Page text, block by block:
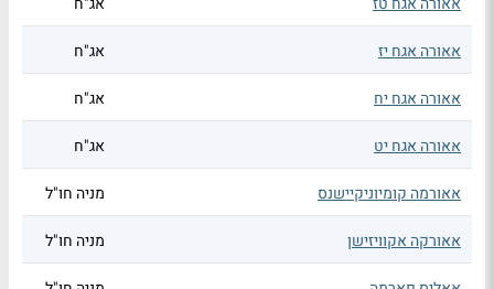
אאורה אגח יז אג"ח
אאורה אגח יח אג"ח
אאורה אגח יט אג"ח
אאורמה קומיוניקיישנס מניה חו"ל
אאורקה אקוויזישן מניה חו"ל